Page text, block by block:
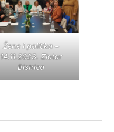
Žene i politika –
14.11.2023. Zlatar
Bistrica